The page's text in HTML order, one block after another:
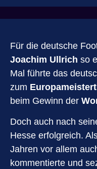
Für die deutsche
Joachim Ullrich so
Mal führte das
zum
beim Gewinn der
Doch auch nach
Hesse erfolgreich.
Jahren vor allem
kommentierte und